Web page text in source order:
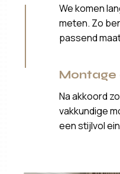
We komen
meten. Zo
passend
Montage
Na akkoord
vakkundige
een stijlvol